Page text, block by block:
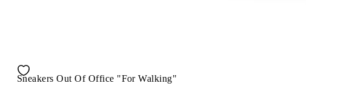
Sneakers Out Of Office "For Walking"